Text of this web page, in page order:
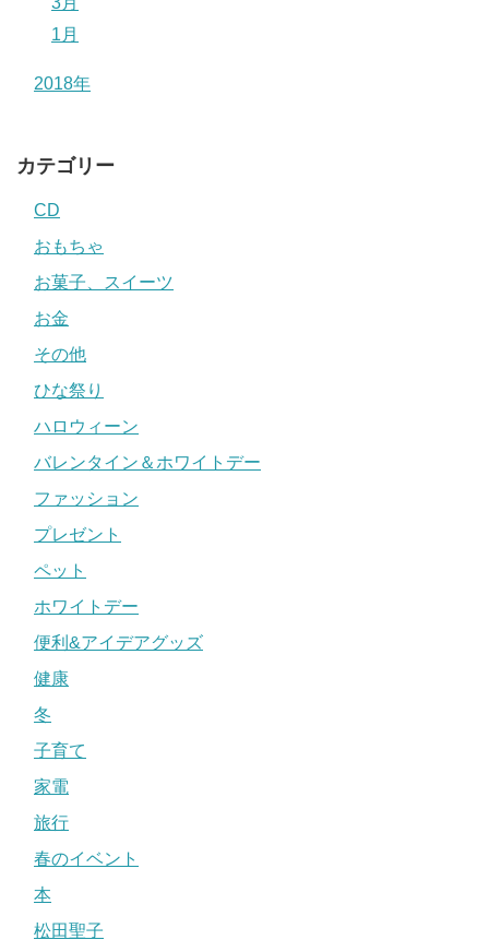
1月
2018年
カテゴリー
CD
おもちゃ
お菓子、スイーツ
お金
その他
ひな祭り
ハロウィーン
バレンタイン＆ホワイトデー
ファッション
プレゼント
ペット
ホワイトデー
便利&アイデアグッズ
健康
冬
子育て
家電
旅行
春のイベント
本
松田聖子